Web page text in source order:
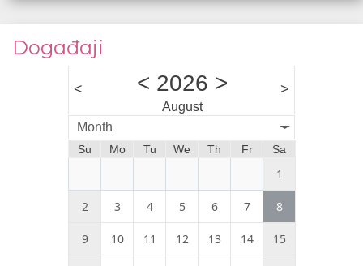
Događaji
< < 2026 >
August
>
Month
Su Mo Tu We Th Fr Sa
1
2 3 4 5 6 7 8
9 10 11 12 13 14 15